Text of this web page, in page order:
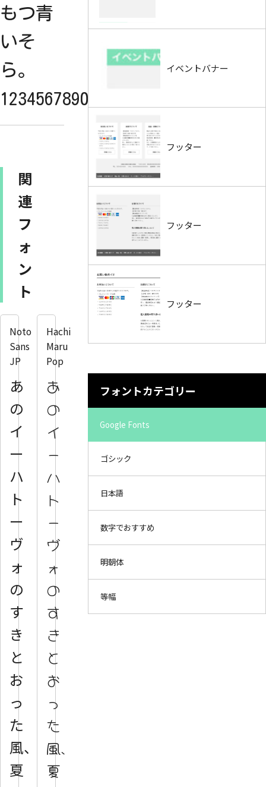
もつ青
いそ
ら。
1234567890
関
連
フ
ォ
ン
ト
Noto
Sans
JP
あ
の
イ
ー
ハ
ト
ー
ヴ
ォ
の
す
き
と
お
っ
た
風、
夏
Hachi
Maru
Pop
あ
の
イ
ー
ハ
ト
ー
ヴ
ォ
の
す
き
と
お
っ
た
風、
夏
イベントバナー
フッター
フッター
フッター
フォントカテゴリー
Google Fonts
ゴシック
日本語
数字でおすすめ
明朝体
等幅